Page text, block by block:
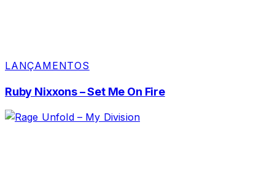
LANÇAMENTOS
Ruby Nixxons – Set Me On Fire